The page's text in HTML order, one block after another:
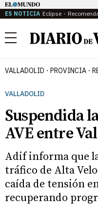
ES NOTICIA Eclipse
Menú
VALLADOLID PROVINCIA
VALLADOLID
Suspendida
AVE entre
Adif informa que
tráfico de Alta
caída de tensión
recuperando